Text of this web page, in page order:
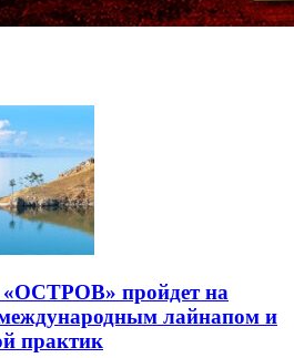
«ОСТРОВ» пройдет на
лайнапом и
практик